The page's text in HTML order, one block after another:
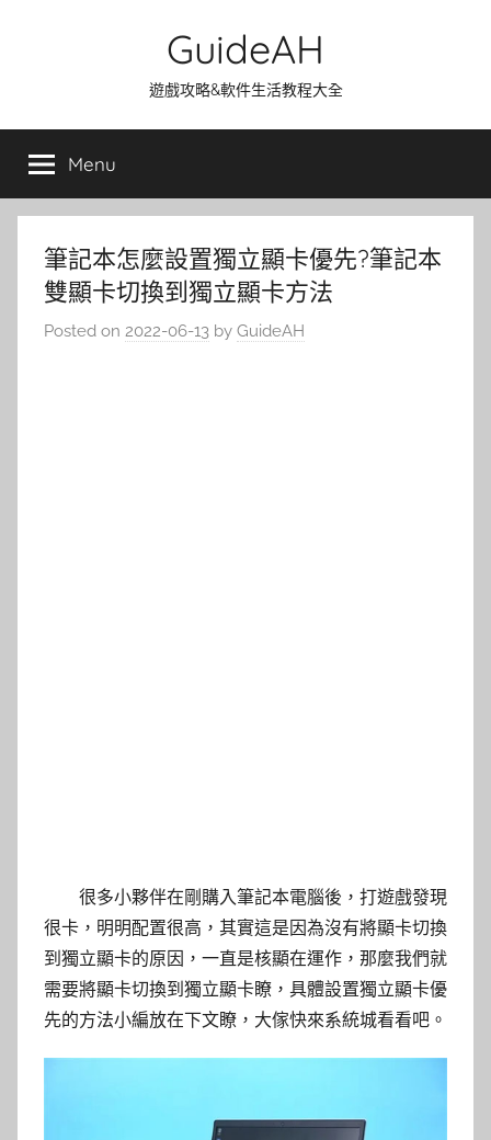
GuideAH
遊戲攻略&軟件生活教程大全
Menu
筆記本怎麼設置獨立顯卡優先?筆記本
雙顯卡切換到獨立顯卡方法
Posted on 2022-06-13 by GuideAH
很多小夥伴在剛購入筆記本電腦後，打遊戲發現
很卡，明明配置很高，其實這是因為沒有將顯卡切換
到獨立顯卡的原因，一直是核顯在運作，那麼我們就
需要將顯卡切換到獨立顯卡瞭，具體設置獨立顯卡優
先的方法小編放在下文瞭，大傢快來系統城看看吧。